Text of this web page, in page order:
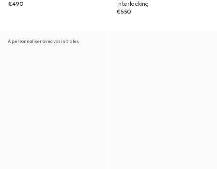
€490
Interlocking
€550
À personnaliser avec vos initiales